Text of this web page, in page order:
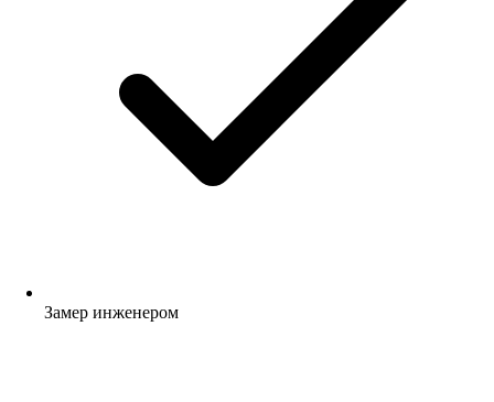
Замер инженером